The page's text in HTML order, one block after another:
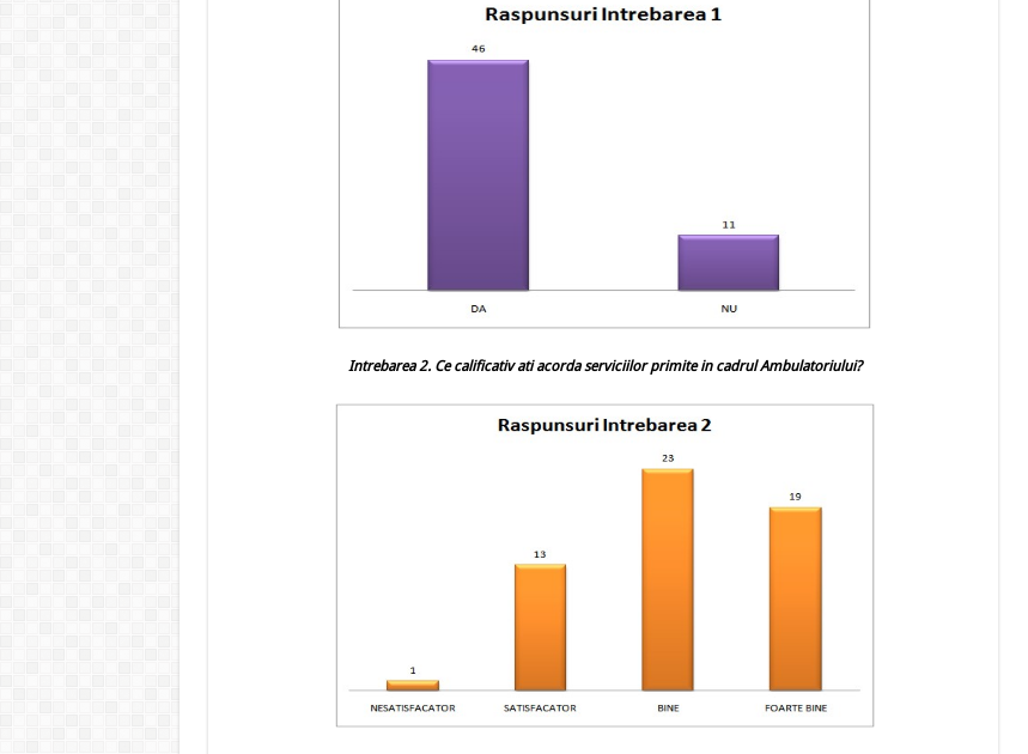
Intrebarea 2. Ce calificativ ati acorda serviciilor primite in cadrul Ambulatoriului?